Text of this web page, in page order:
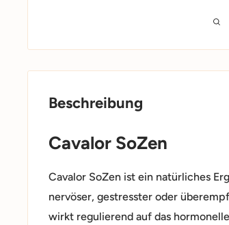
Beschreibung
Cavalor SoZen
Cavalor SoZen ist ein natürliches
nervöser, gestresster oder
wirkt regulierend auf das